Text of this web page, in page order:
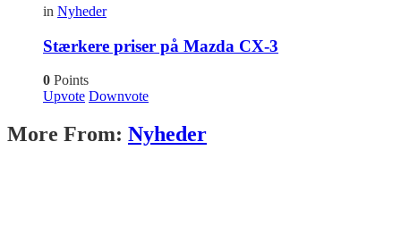
in Nyheder
Stærkere priser på Mazda CX-3
0 Points
Upvote Downvote
More From: Nyheder